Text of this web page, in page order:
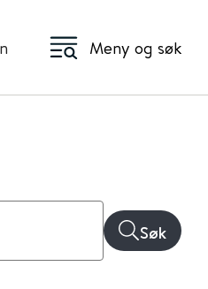
Meny og søk
Søk